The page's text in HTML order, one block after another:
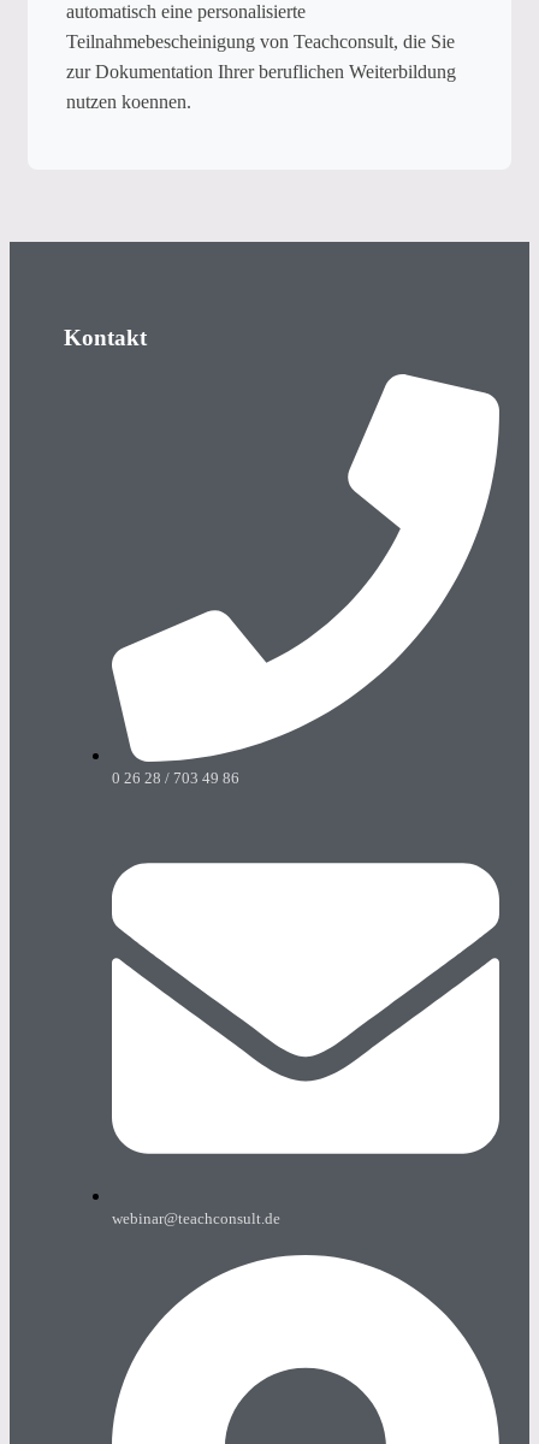
automatisch eine personalisierte
Teilnahmebescheinigung von Teachconsult, die Sie
zur Dokumentation Ihrer beruflichen Weiterbildung
nutzen koennen.
Kontakt
0 26 28 / 703 49 86
webinar@teachconsult.de